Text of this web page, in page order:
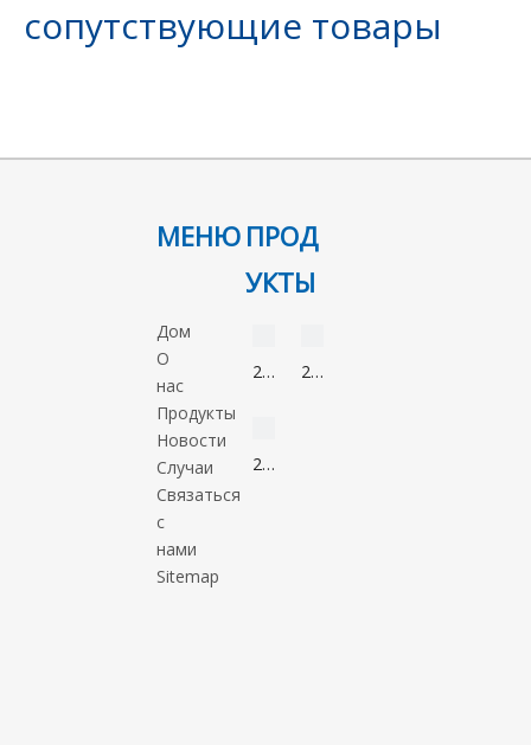
сопутствующие товары
МЕНЮ
Дом
О
нас
Продукты
Новости
Случаи
Связаться
с
нами
Sitemap
ПРОД
УКТЫ
2-
6
2-
2-